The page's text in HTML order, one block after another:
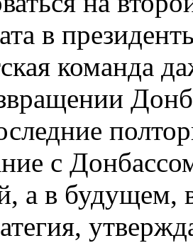
в
команда
с
а в будущем,